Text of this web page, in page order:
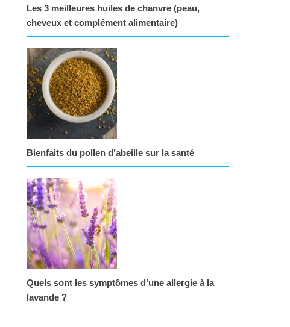
Les 3 meilleures huiles de chanvre (peau,
cheveux et complément alimentaire)
Bienfaits du pollen d’abeille sur la santé
Quels sont les symptômes d’une allergie à la
lavande ?